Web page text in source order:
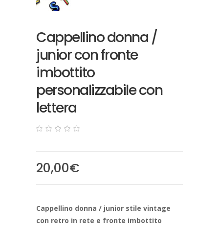
Cappellino donna /
junior con fronte
imbottito
personalizzabile con
lettera
on
customer
20,00€
Cappellino donna / junior stile vintage
con retro in rete e fronte imbottito